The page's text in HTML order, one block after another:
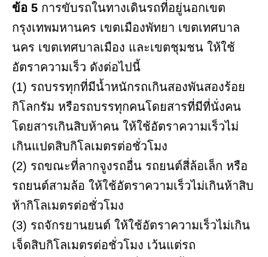
ข้อ 5 การขับรถในทางเดินรถที่อยู่นอกเขต
กรุงเทพมหานคร เขตเมืองพัทยา เขตเทศบาล
นคร เขตเทศบาลเมือง และเขตชุมชน ให้ใช้
อัตราความเร็ว ดังต่อไปนี้
(1) รถบรรทุกที่มีน้ำหนักรถเกินสองพันสองร้อย
กิโลกรัม หรือรถบรรทุกคนโดยสารที่มีที่นั่งคน
โดยสารเกินสิบห้าคน ให้ใช้อัตราความเร็วไม่
เกินแปดสิบกิโลเมตรต่อชั่วโมง
(2) รถขณะที่ลากจูงรถอื่น รถยนต์สี่ล้อเล็ก หรือ
รถยนต์สามล้อ ให้ใช้อัตราความเร็วไม่เกินห้าสิบ
ห้ากิโลเมตรต่อชั่วโมง
(3) รถจักรยานยนต์ ให้ใช้อัตราความเร็วไม่เกิน
เจ็ดสิบกิโลเมตรต่อชั่วโมง เว้นแต่รถ